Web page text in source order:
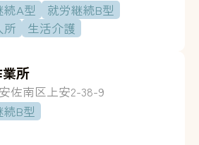
続A型
就労継続B型
所
生活介護
所
佐南区上安2-38-9
B型